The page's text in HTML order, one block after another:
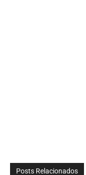
Posts Relacionados